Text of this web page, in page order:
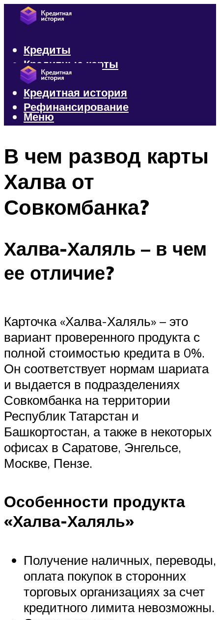
Кредиты
Кредитные карты
Микрозаймы
Кредитная история
Рефинансирование
Меню
В чем развод карты
Халва от
Совкомбанка?
Халва-Халяль – в чем
ее отличие?
Карточка «Халва-Халяль» – это
вариант проверенного продукта с
полной стоимостью кредита в 0%.
Он соответствует нормам шариата
и выдается в подразделениях
Совкомбанка на территории
Республик Татарстан и
Башкортостан, а также в некоторых
офисах в Саратове, Энгельсе,
Москве, Пензе.
Особенности продукта
«Халва-Халяль»
Получение наличных, переводы,
оплата покупок в сторонних
торговых организациях за счет
кредитного лимита невозможны.